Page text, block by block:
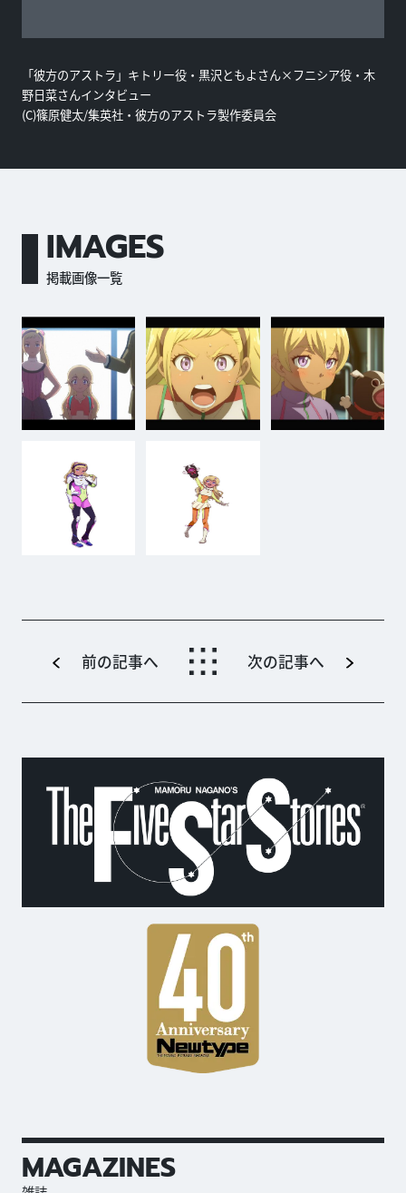
「彼方のアストラ」キトリー役・黒沢ともよさん×フニシア役・木
野日菜さんインタビュー
(C)篠原健太/集英社・彼方のアストラ製作委員会
IMAGES
掲載画像一覧
前の記事へ 次の記事へ
MAGAZINES